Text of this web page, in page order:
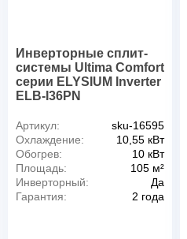
Инверторные сплит-
системы Ultima Comfort
серии ELYSIUM Inverter
ELB-I36PN
Артикул:
sku-16595
Охлаждение:
10,55 кВт
Обогрев:
10 кВт
Площадь:
105 м²
Инверторный:
Да
Гарантия:
2 года